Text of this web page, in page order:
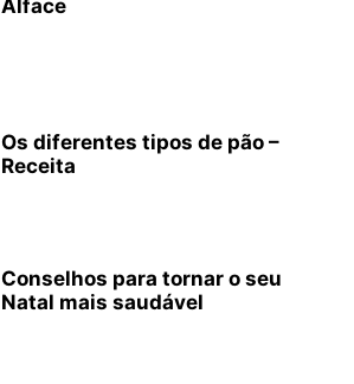
Alface
Os diferentes tipos de pão –
Receita
Conselhos para tornar o seu
Natal mais saudável